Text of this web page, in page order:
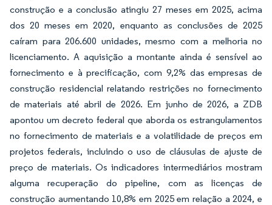
construção e a conclusão atingiu 27 meses em 2025, acima
dos 20 meses em 2020, enquanto as conclusões de 2025
caíram para 206.600 unidades, mesmo com a melhoria no
licenciamento. A aquisição a montante ainda é sensível ao
fornecimento e à precificação, com 9,2% das empresas de
construção residencial relatando restrições no fornecimento
de materiais até abril de 2026. Em junho de 2026, a ZDB
apontou um decreto federal que aborda os estrangulamentos
no fornecimento de materiais e a volatilidade de preços em
projetos federais, incluindo o uso de cláusulas de ajuste de
preço de materiais. Os indicadores intermediários mostram
alguma recuperação do pipeline, com as licenças de
construção aumentando 10,8% em 2025 em relação a 2024, e